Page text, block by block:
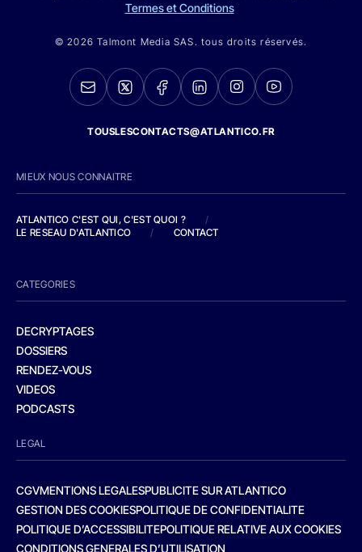
Termes et Conditions
© 2026 Talmont Media SAS. tous droits réservés.
TOUSLESCONTACTS@ATLANTICO.FR
MIEUX NOUS CONNAITRE
ATLANTICO C'EST QUI, C'EST QUOI ?
/
LE RESEAU D'ATLANTICO
/ CONTACT
CATEGORIES
DECRYPTAGES
DOSSIERS
RENDEZ-VOUS
VIDEOS
PODCASTS
LEGAL
CGVMENTIONS LEGALESPUBLICITE SUR ATLANTICO
GESTION DES COOKIESPOLITIQUE DE CONFIDENTIALITE
POLITIQUE D’ACCESSIBILITEPOLITIQUE RELATIVE AUX COOKIES
CONDITIONS GENERALES D’UTILISATION